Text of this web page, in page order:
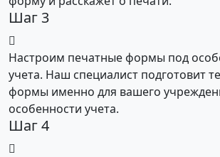
Шаг 3
Настроим печатные формы под
учета. Наш специалист подготовит
формы именно для вашего
особенности учета.
Шаг 4